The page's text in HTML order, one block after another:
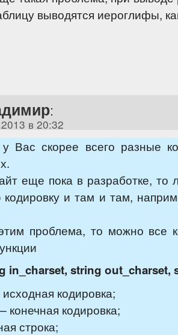
выводятся иероглифы,
:
в 20:32
Вас скорее всего разные
еще пока в разработке, то
и там и там,
проблема, то можно все
in_charset, string out_charset,
кодировка;
конечная кодировка;
строка;